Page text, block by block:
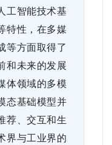
工智能技术基
特性，在多媒
等方面取得了
和未来的发展
体领域的多模
态基础模型并
荐、交互和生
界与工业界的